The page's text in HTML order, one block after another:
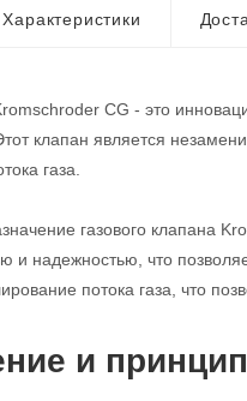
Характеристики
CG - это
клапан является
газа.
газового клапана
и надежностью, что
потока газа, что
и